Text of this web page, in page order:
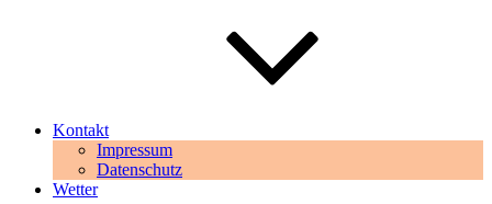
Kontakt
Impressum
Datenschutz
Wetter